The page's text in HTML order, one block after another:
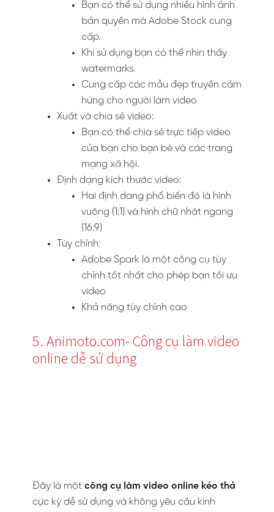
Bạn có thể sử dụng nhiều hình ảnh
bản quyền mà Adobe Stock cung
cấp.
Khi sử dụng bạn có thể nhìn thấy
watermarks.
Cung cấp các mẫu đẹp truyền cảm
hứng cho người làm video
Xuất và chia sẻ video:
Bạn có thể chia sẻ trực tiếp video
của bạn cho bạn bè và các trang
mạng xã hội.
Định dạng kích thước video:
Hai định dang phổ biến đó là hình
vuông (1:1) và hình chữ nhật ngang
(16:9)
Tùy chỉnh:
Adobe Spark là một công cụ tùy
chỉnh tốt nhất cho phép bạn tối ưu
video
Khả năng tùy chỉnh cao
5. Animoto.com- Công cụ làm video
online dễ sử dụng
Đây là một công cụ làm video online kéo thả
cực kỳ dễ sử dụng và không yêu cầu kinh